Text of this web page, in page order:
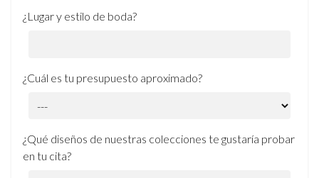
¿Lugar y estilo de boda?
¿Cuál es tu presupuesto aproximado?
¿Qué diseños de nuestras colecciones te gustaría probar
en tu cita?